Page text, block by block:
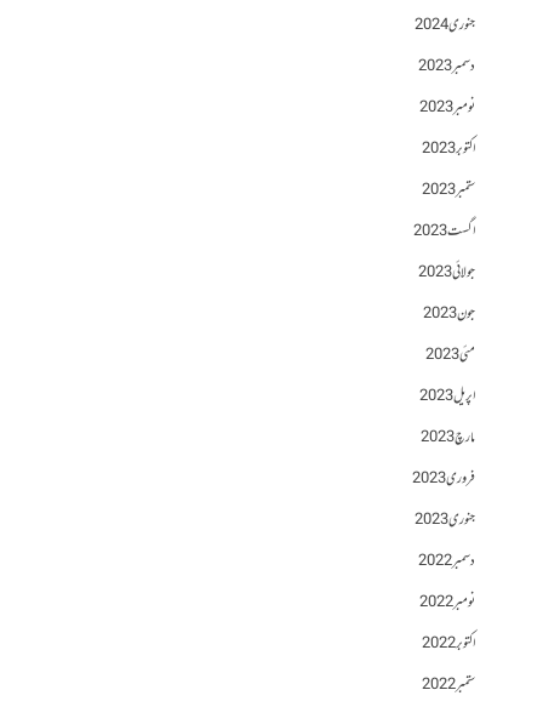
جنوری 2024
دسمبر 2023
نومبر 2023
اکتوبر 2023
ستمبر 2023
اگست 2023
جولائی 2023
جون 2023
مئی 2023
اپریل 2023
مارچ 2023
فروری 2023
جنوری 2023
دسمبر 2022
نومبر 2022
اکتوبر 2022
ستمبر 2022